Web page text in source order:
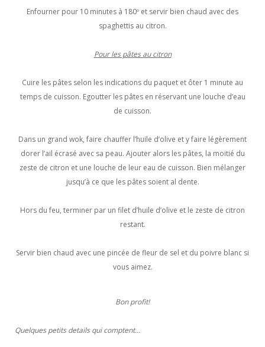
Enfourner pour 10 minutes à 180º et servir bien chaud avec des
spaghettis au citron.
Pour les pâtes au citron
Cuire les pâtes selon les indications du paquet et ôter 1 minute au
temps de cuisson. Egoutter les pâtes en réservant une louche d’eau
de cuisson.
Dans un grand wok, faire chauffer l’huile d’olive et y faire légèrement
dorer l’ail écrasé avec sa peau. Ajouter alors les pâtes, la moitié du
zeste de citron et une louche de leur eau de cuisson. Bien mélanger
jusqu’à ce que les pâtes soient al dente.
Hors du feu, terminer par un filet d’huile d’olive et le zeste de citron
restant.
Servir bien chaud avec une pincée de fleur de sel et du poivre blanc si
vous aimez.
Bon profit!
Quelques petits details qui comptent…